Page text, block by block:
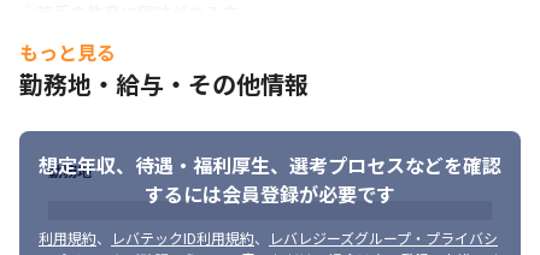
🔶こんな悩み、抱えていませんか？
「エンジニアとして現場の経験は積んできたけど、そろそろ“全体
「プロジェクト全体の流れや、ビジネス側のことも学んでみた
い」
「今は手を動かすだけだけど、チームのマネジメントにも挑戦し
「いつかは新しいサービスを立ち上げてみたい！」
もっと見る
勤務地・給与・その他情報
想定年収、待遇・福利厚生、 選考プロセスなどを確認
するには会員登録が必要です
利用規約、 レバテックID利用規約、
レバレジーズグループ・プライバシ
勤務地